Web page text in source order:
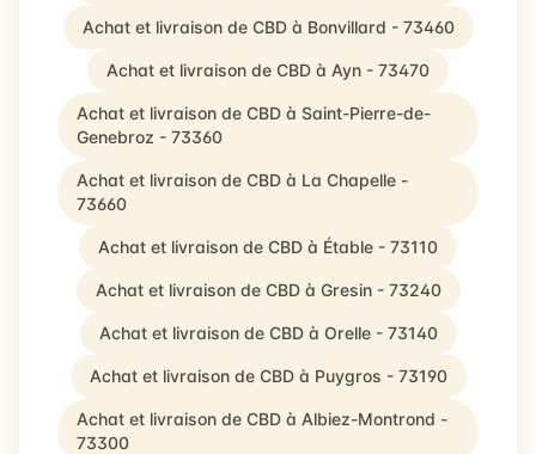
Achat et livraison de CBD à Bonvillard - 73460
Achat et livraison de CBD à Ayn - 73470
Achat et livraison de CBD à Saint-Pierre-de-
Genebroz - 73360
Achat et livraison de CBD à La Chapelle -
73660
Achat et livraison de CBD à Étable - 73110
Achat et livraison de CBD à Gresin - 73240
Achat et livraison de CBD à Orelle - 73140
Achat et livraison de CBD à Puygros - 73190
Achat et livraison de CBD à Albiez-Montrond -
73300